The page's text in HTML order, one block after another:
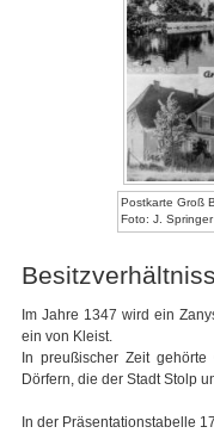
Postkarte Groß
Foto: J. Springer
Im Jahre 1347 wird ein
ein von Kleist.
In preußischer Zeit
Dörfern, die der Stadt Stolp
In der Präsentationstabelle